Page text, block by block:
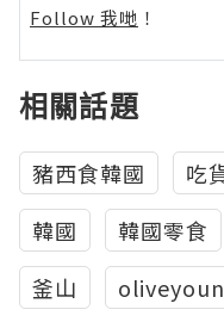
Follow 我哋 ！
相關話題
豬西食韓國 吃
韓國
韓國零食
釜山